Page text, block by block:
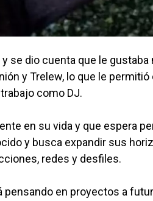
se dio cuenta que le gustaba
y Trelew, lo que le
como DJ.
en su vida y que espera
y busca expandir sus
redes y desfiles.
en proyectos a